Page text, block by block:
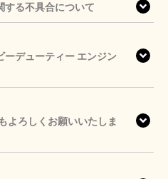
する不具合について
ーデューティー エンジン
よろしくお願いいたしま